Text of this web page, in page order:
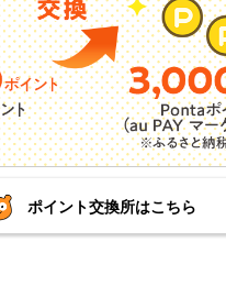
ポイント交換所はこちら